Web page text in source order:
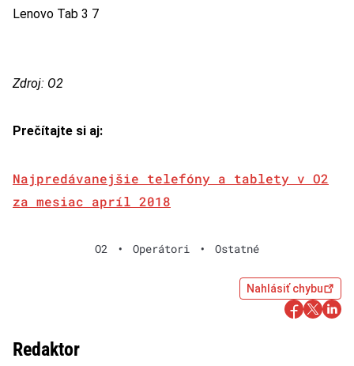
Lenovo Tab 3 7
Zdroj: O2
Prečítajte si aj:
Najpredávanejšie telefóny a tablety v O2
za mesiac apríl 2018
O2 • Operátori • Ostatné
Nahlásiť chybu
Redaktor